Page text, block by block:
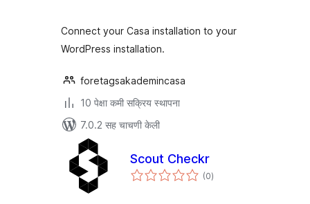
Connect your Casa installation to your
WordPress installation.
foretagsakademincasa
10 पेक्षा कमी सक्रिय स्थापना
7.0.2 सह चाचणी केली
Scout Checkr
(0एकूण
मूल्यांकन
)